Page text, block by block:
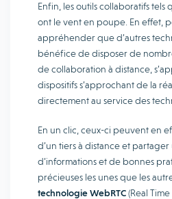
Enfin, les outils collaboratifs tels
ont le vent en poupe. En effet,
appréhender que d’autres
bénéfice de disposer de
de collaboration à distance,
dispositifs s’approchant de la
directement au service des
En un clic, ceux-ci peuvent en
d’un tiers à distance et
d’informations et de bonnes
précieuses les unes que les
technologie WebRTC(Real